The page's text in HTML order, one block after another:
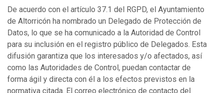
De acuerdo con el artículo 37.1 del RGPD, el Ayuntamiento
de Altorricón ha nombrado un Delegado de Protección de
Datos, lo que se ha comunicado a la Autoridad de Control
para su inclusión en el registro público de Delegados. Esta
difusión garantiza que los interesados y/o afectados, así
como las Autoridades de Control, puedan contactar de
forma ágil y directa con él a los efectos previstos en la
normativa citada. El correo electrónico de contacto del